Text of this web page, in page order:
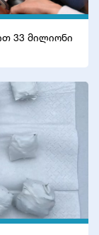
33 მილიონი